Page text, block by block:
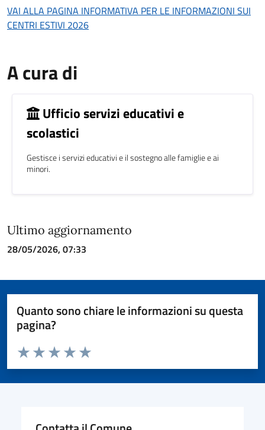
Descrizione
VAI ALLA PAGINA INFORMATIVA PER LE INFORMAZIONI SUI
CENTRI ESTIVI 2026
A cura di
Ufficio servizi educativi e
scolastici
Gestisce i servizi educativi e il sostegno alle famiglie e ai
minori.
Ultimo aggiornamento
28/05/2026, 07:33
Quanto sono chiare le informazioni su questa
pagina?
Valuta da 1 a 5 stelle la pagina
Valuta 5 stelle su 5
Valuta 4 stelle su 5
Valuta 3 stelle su 5
Valuta 2 stelle su 5
Valuta 1 stelle su 5